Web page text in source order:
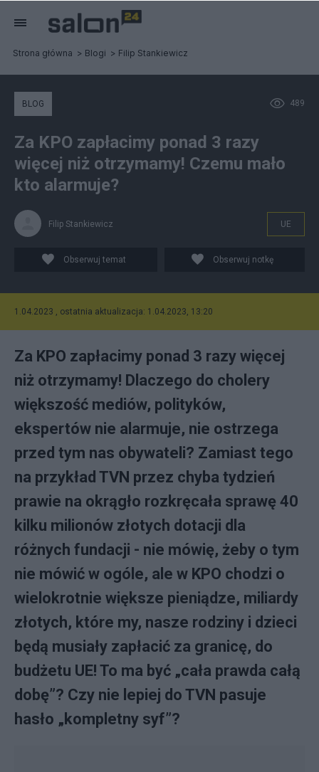
Strona główna Blogi Filip Stankiewicz
489
BLOG
Za KPO zapłacimy ponad 3 razy
więcej niż otrzymamy! Czemu mało
kto alarmuje?
Filip Stankiewicz UE
Obserwuj temat Obserwuj notkę
1.04.2023 , ostatnia aktualizacja: 1.04.2023, 13:20
Za KPO zapłacimy ponad 3 razy więcej
niż otrzymamy! Dlaczego do cholery
większość mediów, polityków,
ekspertów nie alarmuje, nie ostrzega
przed tym nas obywateli? Zamiast tego
na przykład TVN przez chyba tydzień
prawie na okrągło rozkręcała sprawę 40
kilku milionów złotych dotacji dla
różnych fundacji - nie mówię, żeby o tym
nie mówić w ogóle, ale w KPO chodzi o
wielokrotnie większe pieniądze, miliardy
złotych, które my, nasze rodziny i dzieci
będą musiały zapłacić za granicę, do
budżetu UE! To ma być „cała prawda całą
dobę”? Czy nie lepiej do TVN pasuje
hasło „kompletny syf”?